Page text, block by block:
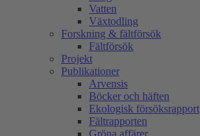
Vatten
Växtodling
Forskning & fältförsök
Fältförsök
Projekt
Publikationer
Arvensis
Böcker och häften
Ekologisk försöksrapport
Fältrapporten
Gröna affärer